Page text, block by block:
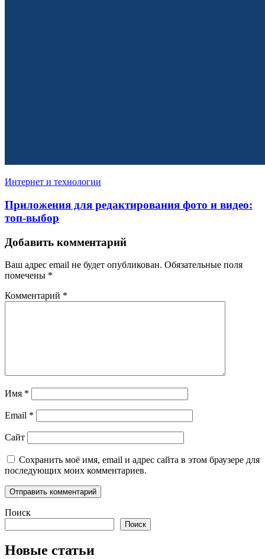
Интернет и технологии
Приложения для редактирования фото и видео:
топ-выбор
Добавить комментарий
Ваш адрес email не будет опубликован. Обязательные поля
помечены *
Комментарий *
Имя *
Email *
Сайт
Сохранить моё имя, email и адрес сайта в этом браузере для
последующих моих комментариев.
Поиск
Поиск
Новые статьи